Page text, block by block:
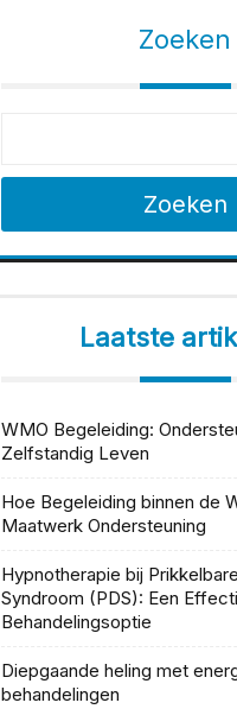
Zoeken
Zoeken
Laatste
WMO Begeleiding:
Zelfstandig Leven
Hoe Begeleiding binnen de
Maatwerk Ondersteuning
Hypnotherapie bij
Syndroom (PDS): Een
Behandelingsoptie
Diepgaande heling met
behandelingen